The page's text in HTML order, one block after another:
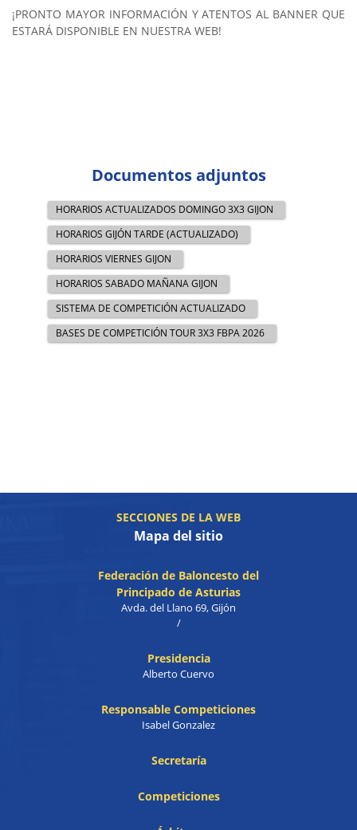
¡PRONTO MAYOR INFORMACIÓN Y ATENTOS AL BANNER QUE
ESTARÁ DISPONIBLE EN NUESTRA WEB!
Documentos adjuntos
HORARIOS ACTUALIZADOS DOMINGO 3X3 GIJON
HORARIOS GIJÓN TARDE (ACTUALIZADO)
HORARIOS VIERNES GIJON
HORARIOS SABADO MAÑANA GIJON
SISTEMA DE COMPETICIÓN ACTUALIZADO
BASES DE COMPETICIÓN TOUR 3X3 FBPA 2026
SECCIONES DE LA WEB
Mapa del sitio
Federación de Baloncesto del
Principado de Asturias
Avda. del Llano 69, Gijón
/
Presidencia
Alberto Cuervo
Responsable Competiciones
Isabel Gonzalez
Secretaría
Competiciones